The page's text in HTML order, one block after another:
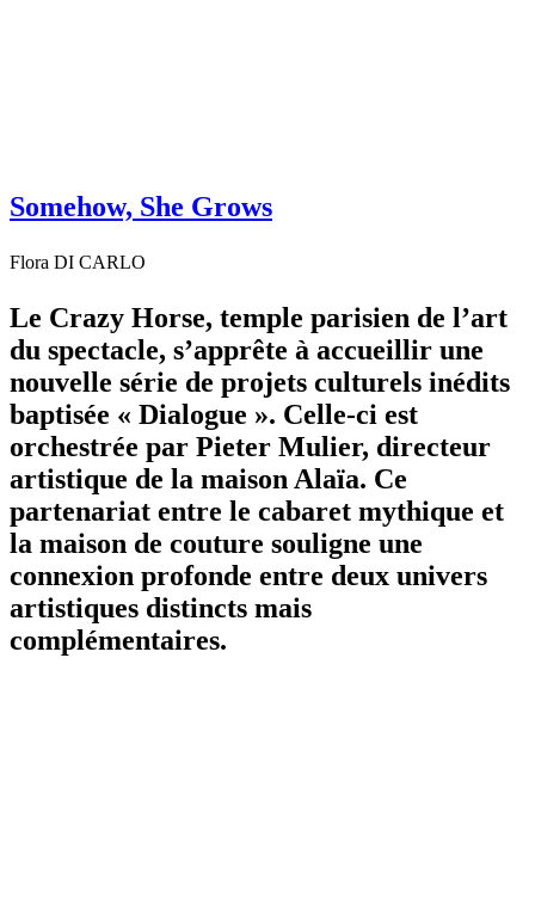
Somehow, She Grows
Flora DI CARLO
Le Crazy Horse, temple parisien de l’art
du spectacle, s’apprête à accueillir une
nouvelle série de projets culturels inédits
baptisée « Dialogue ». Celle-ci est
orchestrée par Pieter Mulier, directeur
artistique de la maison Alaïa. Ce
partenariat entre le cabaret mythique et
la maison de couture souligne une
connexion profonde entre deux univers
artistiques distincts mais
complémentaires.